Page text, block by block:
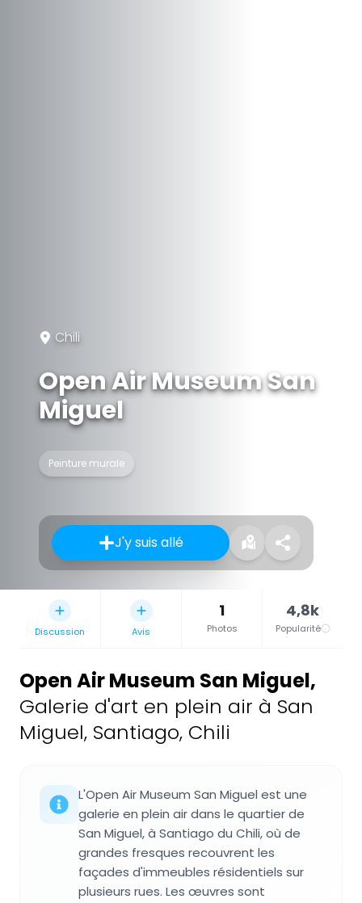
Chili
Open Air Museum San
Miguel
Peinture murale
J'y suis allé
Discussion Avis
1
Photos
4,8k
Popularité
Open Air Museum San Miguel,
Galerie d'art en plein air à San
Miguel, Santiago, Chili
L'Open Air Museum San Miguel est une
galerie en plein air dans le quartier de
San Miguel, à Santiago du Chili, où de
grandes fresques recouvrent les
façades d'immeubles résidentiels sur
plusieurs rues. Les œuvres sont